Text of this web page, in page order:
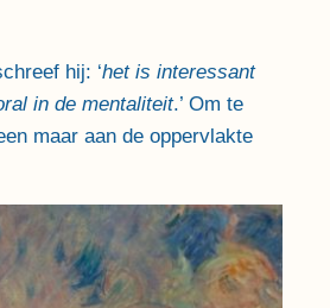
hij: ‘het is interessant
in de mentaliteit.’ Om te
maar aan de oppervlakte